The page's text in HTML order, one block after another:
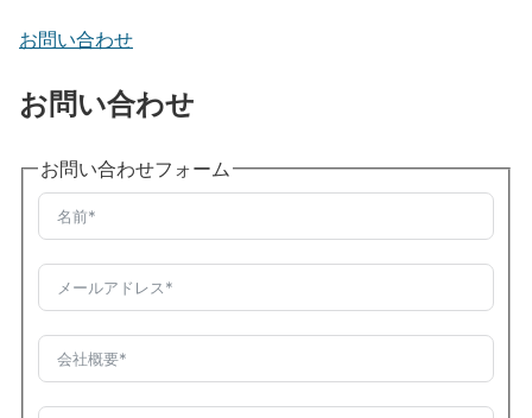
お問い合わせ
お問い合わせ
お問い合わせフォーム